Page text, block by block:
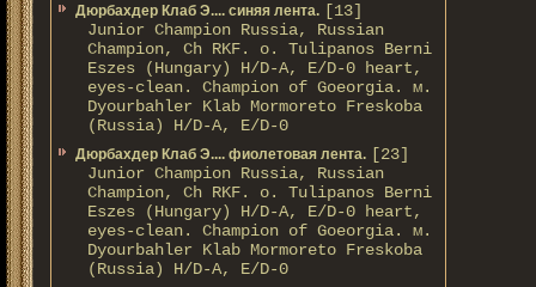
Дюрбахдер Клаб Э.... синяя лента. [13]
Junior Champion Russia, Russian
Champion, Ch RKF. о. Tulipanos Berni
Eszes (Hungary) H/D-A, E/D-0 heart,
eyes-clean. Champion of Gоeorgia. м.
Dyourbahler Klab Mormoreto Freskoba
(Russia) H/D-А, E/D-0
Дюрбахдер Клаб Э.... фиолетовая лента. [23]
Junior Champion Russia, Russian
Champion, Ch RKF. о. Tulipanos Berni
Eszes (Hungary) H/D-A, E/D-0 heart,
eyes-clean. Champion of Gоeorgia. м.
Dyourbahler Klab Mormoreto Freskoba
(Russia) H/D-А, E/D-0